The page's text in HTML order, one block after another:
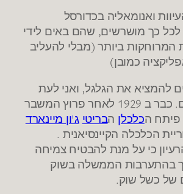
ואנומאליה בכדורסל
לכל כך מושרשים, שהם באים לידי
המרוחקות ביותר (מבלי להעליב
כמובן)
להמציא את הגלגל, ואני לעת
עתה לא ביניהם. כבר ב 1929 לאחר פרוץ המשבר
פיתח הכלכלן הבריטי ג'ון מיינארד
הכלכלה הקיינסיאנית .
כי על מנת להבטיח צמיחה
בהתערבות הממשלה בשוק
של כשל שוק.